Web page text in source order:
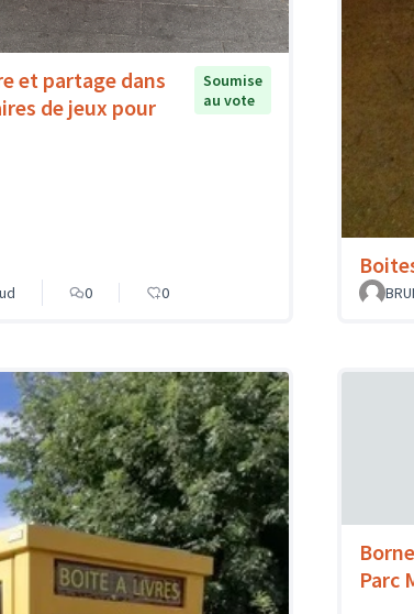
et partage dans
de jeux pour
Soumise
au vote
0 0
Parc